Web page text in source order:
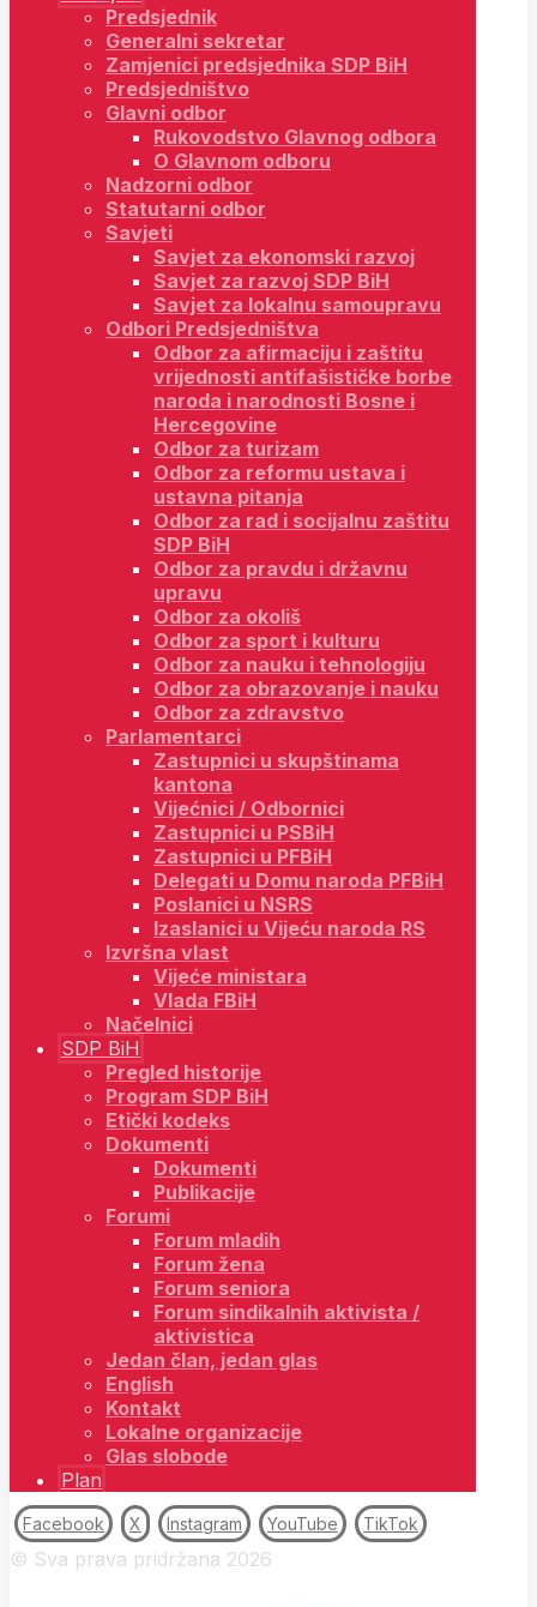
Predsjednik
Generalni sekretar
Zamjenici predsjednika SDP BiH
Predsjedništvo
Glavni odbor
Rukovodstvo Glavnog odbora
O Glavnom odboru
Nadzorni odbor
Statutarni odbor
Savjeti
Savjet za ekonomski razvoj
Savjet za razvoj SDP BiH
Savjet za lokalnu samoupravu
Odbori Predsjedništva
Odbor za afirmaciju i zaštitu
vrijednosti antifašističke borbe
naroda i narodnosti Bosne i
Hercegovine
Odbor za turizam
Odbor za reformu ustava i
ustavna pitanja
Odbor za rad i socijalnu zaštitu
SDP BiH
Odbor za pravdu i državnu
upravu
Odbor za okoliš
Odbor za sport i kulturu
Odbor za nauku i tehnologiju
Odbor za obrazovanje i nauku
Odbor za zdravstvo
Parlamentarci
Zastupnici u skupštinama
kantona
Vijećnici / Odbornici
Zastupnici u PSBiH
Zastupnici u PFBiH
Delegati u Domu naroda PFBiH
Poslanici u NSRS
Izaslanici u Vijeću naroda RS
Izvršna vlast
Vijeće ministara
Vlada FBiH
Načelnici
SDP BiH
Pregled historije
Program SDP BiH
Etički kodeks
Dokumenti
Dokumenti
Publikacije
Forumi
Forum mladih
Forum žena
Forum seniora
Forum sindikalnih aktivista /
aktivistica
Jedan član, jedan glas
English
Kontakt
Lokalne organizacije
Glas slobode
Plan
Facebook X Instagram YouTube TikTok
© Sva prava pridržana 2026